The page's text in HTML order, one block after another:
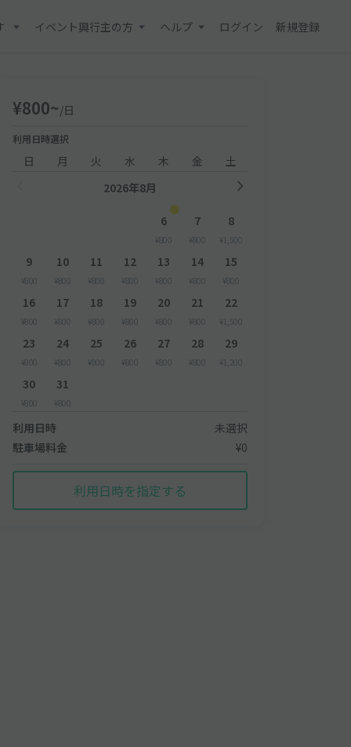
イベント興行主の方 ヘルプ ログイン 新規登録
¥800~/日
利用日時選択
日 月 火 水 木 金
土
2026年8月
6
¥800
7
¥800
8
¥1,500
9
¥800
10
¥800
11
¥800
12
¥800
13
¥800
14
¥800
15
¥800
16
¥800
17
¥800
18
¥800
19
¥800
20
¥800
21
¥800
22
¥1,500
23
¥800
24
¥800
25
¥800
26
¥800
27
¥800
28
¥800
29
¥1,200
30
¥800
31
¥800
利用日時
未選択
駐車場料金
¥0
利用日時を指定する